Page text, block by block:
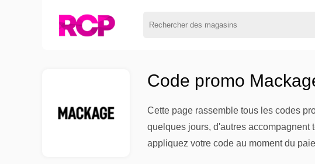
Code promo
Cette page rassemble tous les codes
quelques jours, d'autres accompagnent
appliquez votre code au moment du